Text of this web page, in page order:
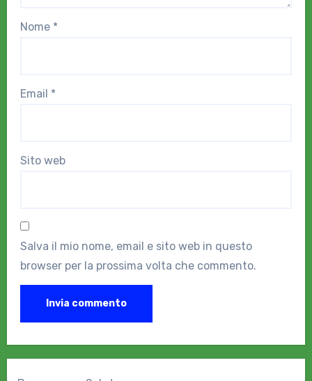
Nome *
Email *
Sito web
Salva il mio nome, email e sito web in questo
browser per la prossima volta che commento.